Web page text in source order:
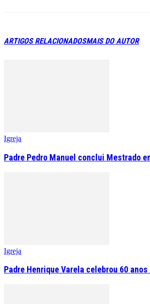
ARTIGOS RELACIONADOSMAIS DO AUTOR
Igreja
Padre Pedro Manuel conclui Mestrado
Igreja
Padre Henrique Varela celebrou 60